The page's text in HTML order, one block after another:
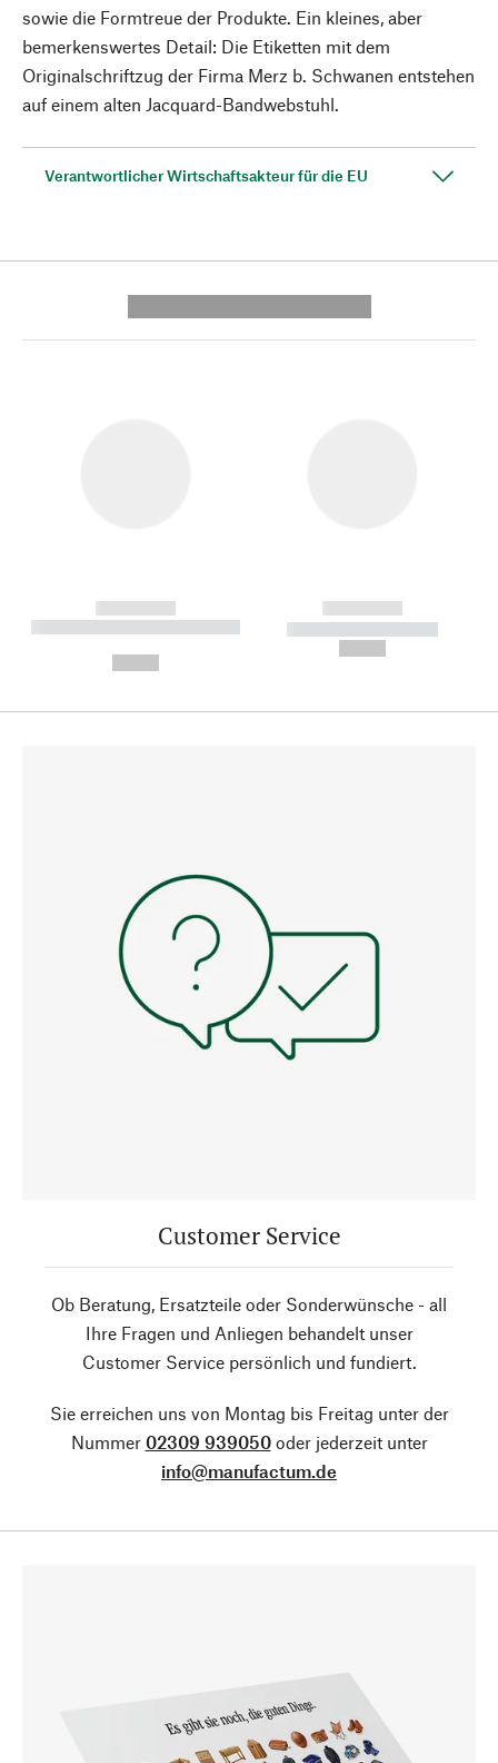
sowie die Formtreue der Produkte. Ein kleines, aber
bemerkenswertes Detail: Die Etiketten mit dem
Originalschriftzug der Firma Merz b. Schwanen entstehen
auf einem alten Jacquard-Bandwebstuhl.
Verantwortlicher Wirtschaftsakteur für die EU
------------
----------- ----------- --------
------------
----------- -----------
Customer Service
Ob Beratung, Ersatzteile oder Sonderwünsche - all
Ihre Fragen und Anliegen behandelt unser
Customer Service persönlich und fundiert.
Sie erreichen uns von Montag bis Freitag unter der
Nummer 02309 939050oder jederzeit unter
info@manufactum.de